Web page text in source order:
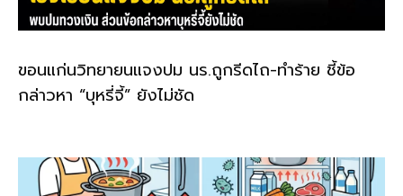
ขอนแก่นวิทยายนแจงปม นร.ถูกรีดไถ-ทำร้าย ชี้ข้อ
กล่าวหา “บุหรี่จี้” ยังไม่ชัด